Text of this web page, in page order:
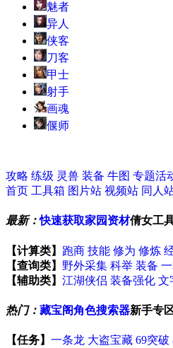
魅者
异人
侠客
刀客
甲士
射手
画魂
偃师
攻略 练级 灵兽 装备 牛图 专题活
首页 工具箱 图片站 视频站 同人
最新：快速获取家园资材倩女工
【计算类】 跑商 技能 修为 修炼
【查询类】 野外采集 科举 装备
【辅助类】 江湖侠侣 装备强化 文
热门： 藏宝阁角色搜索器新手专
【任务】 一条龙 大盗宝藏 69突破